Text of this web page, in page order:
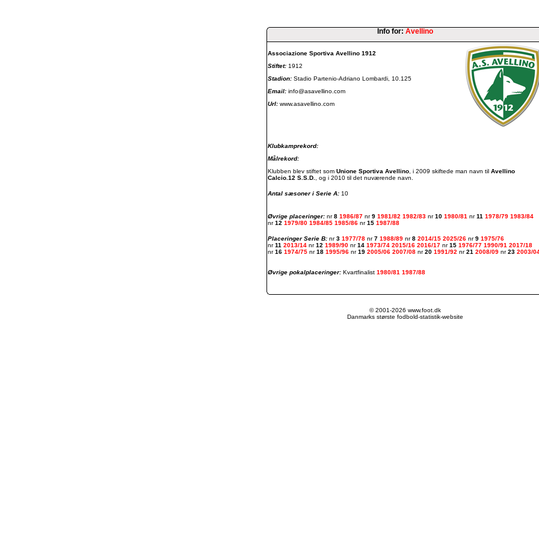
Info for: Avellino
Associazione Sportiva Avellino 1912
Stiftet: 1912
Stadion: Stadio Partenio-Adriano Lombardi, 10.125
Email: info@asavellino.com
Url: www.asavellino.com
Klubkamprekord:
Målrekord:
Klubben blev stiftet som Unione Sportiva Avellino , i 2009 skiftede man navn til Avellino
Calcio.12 S.S.D.
, og i 2010 til det nuværende navn.
Antal sæsoner i Serie A: 10
Øvrige placeringer: nr8 1986/87 nr9 1981/82 1982/83 nr10 1980/81 nr11 1978/79 1983/84
nr12 1979/80 1984/85 1985/86 nr15 1987/88
Placeringer Serie B: nr3 1977/78 nr7 1988/89 nr8 2014/15 2025/26 nr9 1975/76
nr11 2013/14 nr12 1989/90 nr14 1973/74 2015/16 2016/17 nr15 1976/77 1990/91 2017/18
nr16 1974/75 nr18 1995/96 nr19 2005/06 2007/08 nr20 1991/92 nr21 2008/09 nr23 2003/
Øvrige pokalplaceringer: Kvartfinalist 1980/81 1987/88
© 2001-2026 www.foot.dk
Danmarks største fodbold-statistik-website